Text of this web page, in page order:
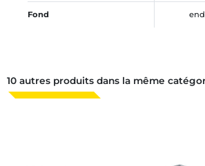
Fond
10 autres produits dans la même